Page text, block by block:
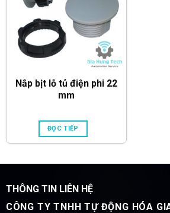
Nắp bịt lỗ tủ điện phi 22
mm
ĐỌC TIẾP
THÔNG TIN LIÊN HỆ
CÔNG TY TNHH TỰ ĐỘNG HÓA